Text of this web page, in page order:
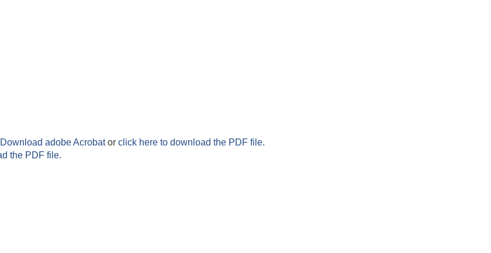
Download adobe Acrobator click here to download the PDF file.
the PDF file.